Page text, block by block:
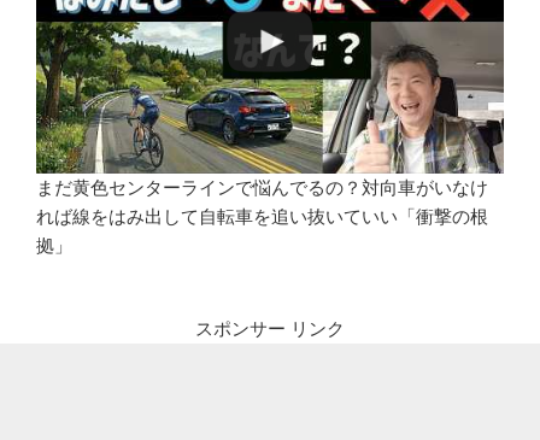
まだ黄色センターラインで悩んでるの？対向車がいなけ
れば線をはみ出して自転車を追い抜いていい「衝撃の根
拠」
スポンサー リンク